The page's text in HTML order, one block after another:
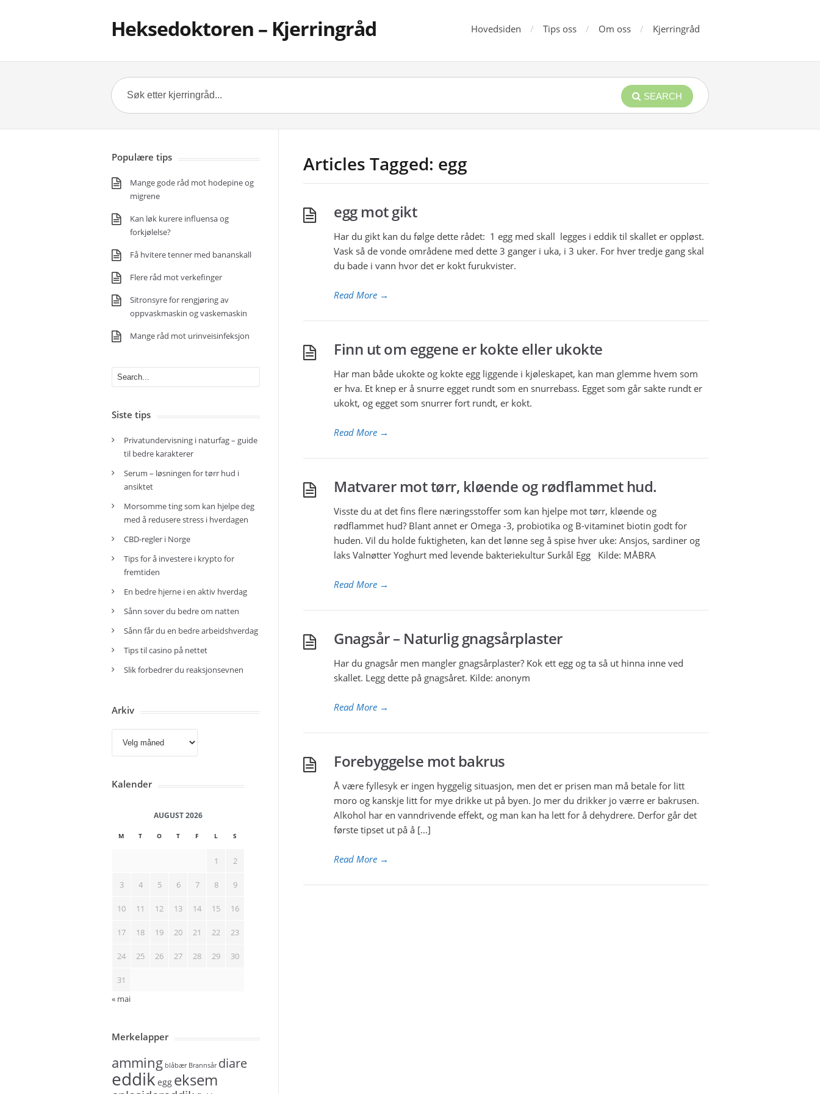
Heksedoktoren – Kjerringråd Hovedsiden Tips oss Om oss Kjerringråd
SEARCH
Articles Tagged: egg
egg mot gikt
Har du gikt kan du følge dette rådet: 1 egg med skall legges i eddik til skallet er oppløst.
Vask så de vonde områdene med dette 3 ganger i uka, i 3 uker. For hver tredje gang skal
du bade i vann hvor det er kokt furukvister.
Read More →
Finn ut om eggene er kokte eller ukokte
Har man både ukokte og kokte egg liggende i kjøleskapet, kan man glemme hvem som
er hva. Et knep er å snurre egget rundt som en snurrebass. Egget som går sakte rundt er
ukokt, og egget som snurrer fort rundt, er kokt.
Read More →
Matvarer mot tørr, kløende og rødflammet hud.
Visste du at det fins flere næringsstoffer som kan hjelpe mot tørr, kløende og
rødflammet hud? Blant annet er Omega -3, probiotika og B-vitaminet biotin godt for
huden. Vil du holde fuktigheten, kan det lønne seg å spise hver uke: Ansjos, sardiner og
laks Valnøtter Yoghurt med levende bakteriekultur Surkål Egg Kilde: MÅBRA
Read More →
Gnagsår – Naturlig gnagsårplaster
Har du gnagsår men mangler gnagsårplaster? Kok ett egg og ta så ut hinna inne ved
skallet. Legg dette på gnagsåret. Kilde: anonym
Read More →
Forebyggelse mot bakrus
Å være fyllesyk er ingen hyggelig situasjon, men det er prisen man må betale for litt
moro og kanskje litt for mye drikke ut på byen. Jo mer du drikker jo værre er bakrusen.
Alkohol har en vanndrivende effekt, og man kan ha lett for å dehydrere. Derfor går det
første tipset ut på å […]
Read More →
Populære tips
Mange gode råd mot hodepine og
migrene
Kan løk kurere influensa og
forkjølelse?
Få hvitere tenner med bananskall
Flere råd mot verkefinger
Sitronsyre for rengjøring av
oppvaskmaskin og vaskemaskin
Mange råd mot urinveisinfeksjon
Siste tips
Privatundervisning i naturfag – guide
til bedre karakterer
Serum – løsningen for tørr hud i
ansiktet
Morsomme ting som kan hjelpe deg
med å redusere stress i hverdagen
CBD-regler i Norge
Tips for å investere i krypto for
fremtiden
En bedre hjerne i en aktiv hverdag
Sånn sover du bedre om natten
Sånn får du en bedre arbeidshverdag
Tips til casino på nettet
Slik forbedrer du reaksjonsevnen
Arkiv
Kalender
AUGUST 2026
M T O T F L S
1 2
3 4 5 6 7 8 9
10 11 12 13 14 15 16
17 18 19 20 21 22 23
24 25 26 27 28 29 30
31
« mai
Merkelapper
amming blåbær Brannsår diare
eddik egg eksem